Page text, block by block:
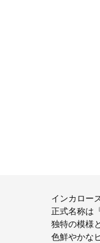
インカロー
正式名称は
独特の模様
色鮮やかな